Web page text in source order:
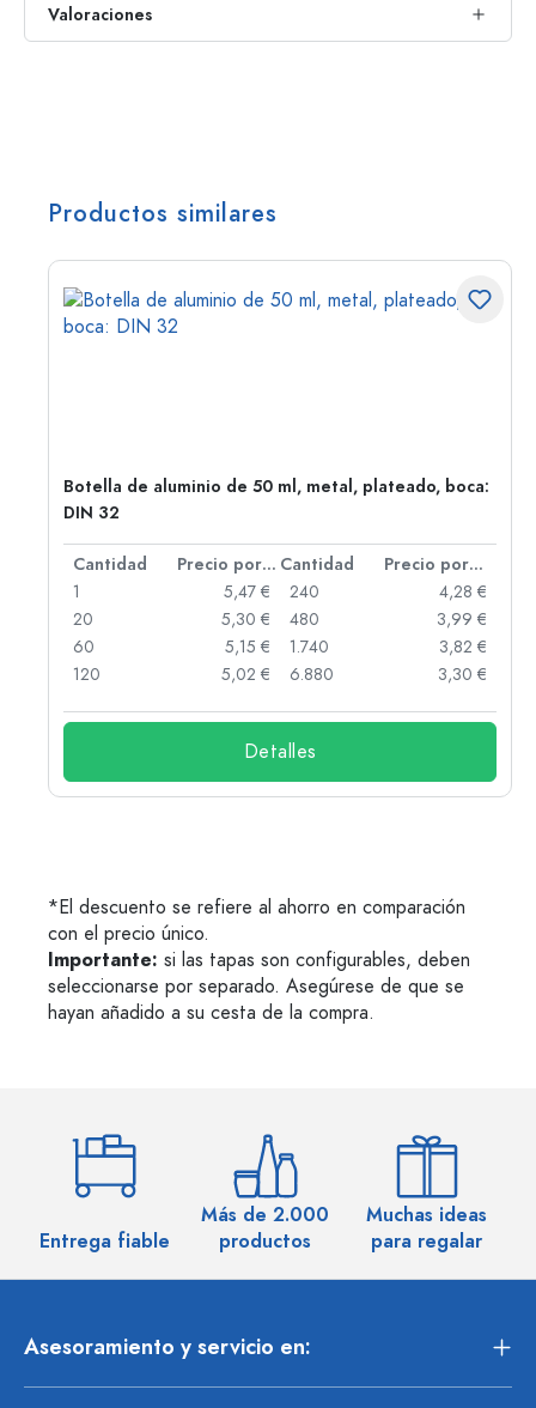
Valoraciones
Productos similares
Botella de aluminio de 50 ml, metal, plateado, boca:
DIN 32
Cantidad Precio por unidad Cantidad
Precio por unidad
1
5,47 €
20
5,30 €
60
5,15 €
120
5,02 €
240
4,28 €
480
3,99 €
1.740
3,82 €
6.880
3,30 €
Detalles
*El descuento se refiere al ahorro en comparación
con el precio único.
Importante: si las tapas son configurables, deben
seleccionarse por separado. Asegúrese de que se
hayan añadido a su cesta de la compra.
Entrega fiable
Más de 2.000
productos
Muchas ideas
para regalar
Asesoramiento y servicio en: